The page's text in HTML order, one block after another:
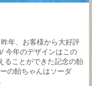
年、お客様から大好評
今年のデザインはこの
ことができた記念の飴
の飴ちゃんはソーダ